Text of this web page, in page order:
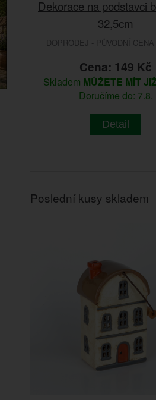
Dekorace na podstavci
32,5cm
DOPRODEJ - PŮVODNÍ
Cena: 149 Kč
Skladem MŮŽETE MÍT
Doručíme do: 7.8.
Detail
Poslední kusy skladem